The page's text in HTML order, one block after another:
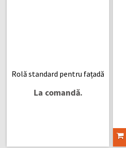
Rolă standard pentru fațadă
La comandă.